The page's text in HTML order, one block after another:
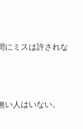
にミスは許されな
人はいない。